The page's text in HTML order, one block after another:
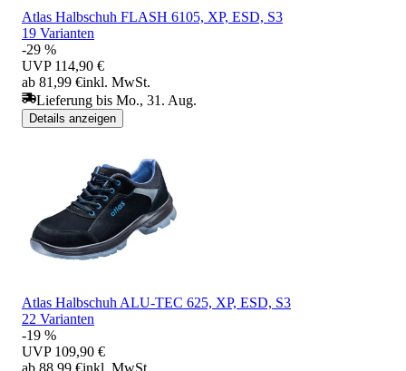
Atlas Halbschuh FLASH 6105, XP, ESD, S3
19 Varianten
-29 %
UVP 114,90 €
ab 81,99 €inkl. MwSt.
Lieferung bis Mo., 31. Aug.
Details anzeigen
Atlas Halbschuh ALU-TEC 625, XP, ESD, S3
22 Varianten
-19 %
UVP 109,90 €
ab 88,99 €inkl. MwSt.